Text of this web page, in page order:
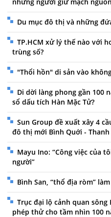
Du mục đô thị và những
TP.HCM xử lý thế nào với
trùng số?
"Thổi hồn" di sản vào
Di dời làng phong gần 100
sổ dấu tích Hàn Mặc Tử?
Sun Group đề xuất xây 4
đô thị mới Bình Quới - Thanh
Mayu Ino: “Công việc của
người”
Bình San, “thổ địa ròm”
Trục đại lộ cảnh quan
phép thử cho tầm nhìn 100